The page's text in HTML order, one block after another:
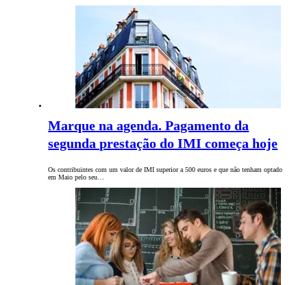
Marque na agenda. Pagamento da
segunda prestação do IMI começa hoje
Os contribuintes com um valor de IMI superior a 500 euros e que não tenham optado
em Maio pelo seu…